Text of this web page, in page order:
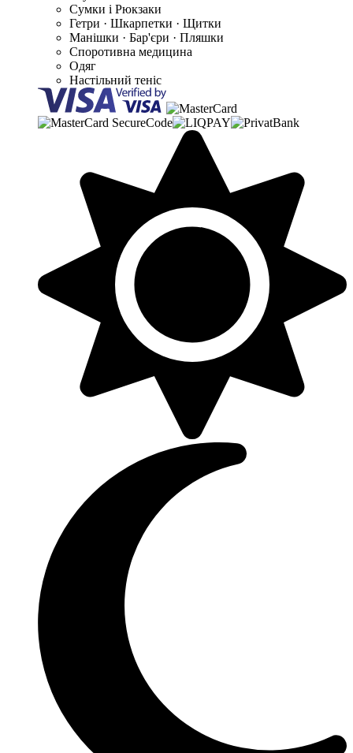
Сумки і Рюкзаки
Гетри · Шкарпетки · Щитки
Манішки · Бар'єри · Пляшки
Споротивна медицина
Одяг
Настільний теніс